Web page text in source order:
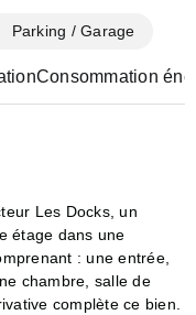
Parking / Garage
Consommation
Les Docks, un
étage dans une
: une entrée,
chambre, salle de
complète ce bien.